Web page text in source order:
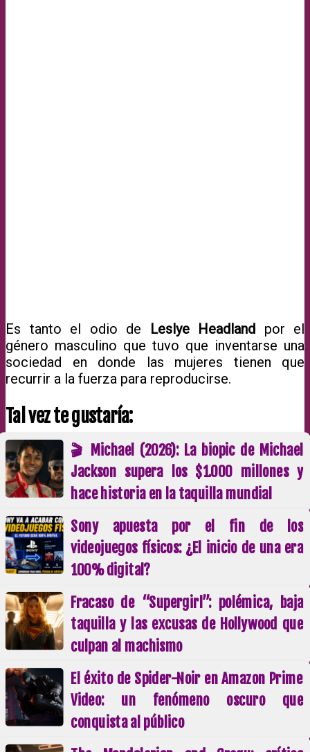
Es tanto el odio de Leslye Headland por el
género masculino que tuvo que inventarse una
sociedad en donde las mujeres tienen que
recurrir a la fuerza para reproducirse.
Tal vez te gustaría:
🎬 Michael (2026): La biopic de Michael
Jackson supera los $1.000 millones y
hace historia en la taquilla mundial
Sony apuesta por el fin de los
videojuegos físicos: ¿El inicio de una era
100% digital?
Fracaso de “Supergirl”: polémica, baja
taquilla y las excusas de Hollywood que
culpan al machismo
El éxito de Spider-Noir en Amazon Prime
Video: un fenómeno oscuro que
conquista al público